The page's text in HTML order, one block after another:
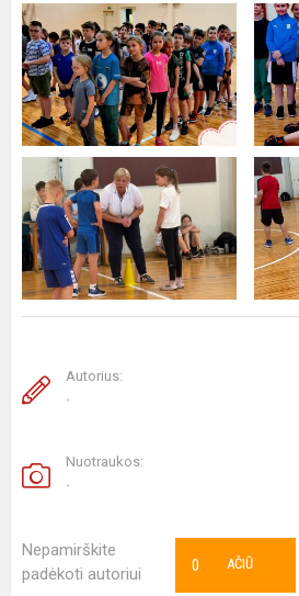
Autorius:
.
Nuotraukos:
.
Nepamirškite
padėkoti autoriui
AČIŪ
0